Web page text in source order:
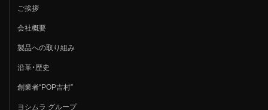
ご挨拶
会社概要
製品への取り組み
沿革・歴史
創業者“POP吉村”
ヨシムラ グループ